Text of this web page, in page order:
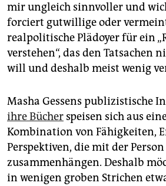
mir ungleich sinnvoller und
forciert gutwillige oder
realpolitische Plädoyer für ein
verstehen“, das den Tatsachen
will und deshalb meist wenig
Masha Gessens publizistische
ihre Bücher speisen sich aus
Kombination von Fähigkeiten,
Perspektiven, die mit der
zusammenhängen. Deshalb
in wenigen groben Strichen